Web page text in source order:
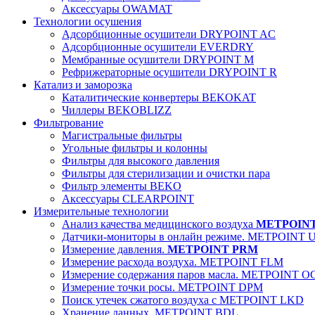
Аксессуары OWAMAT
Технологии осушения
Адсорбционные осушители DRYPOINT AC
Адсорбционные осушители EVERDRY
Мембранные осушители DRYPOINT M
Рефрижераторные осушители DRYPOINT R
Катализ и заморозка
Каталитические конвертеры BEKOKAT
Чиллеры BEKOBLIZZ
Фильтрование
Магистральные фильтры
Угольные фильтры и колонны
Фильтры для высокого давления
Фильтры для стерилизации и очистки пара
Фильтр элементы BEKO
Аксессуары CLEARPOINT
Измерительные технологии
Анализ качества медицинского воздуха
Датчики-мониторы в онлайн режиме. METPOINT
Измерение давления. METPOINT PRM
Измерение расхода воздуха. METPOINT FLM
Измерение содержания паров масла. METPOINT
Измерение точки росы. METPOINT DPM
Поиск утечек сжатого воздуха с METPOINT LKD
Хранение данных. METPOINT BDL